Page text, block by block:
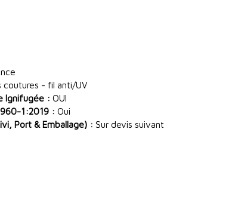
coutures - fil anti/UV
Ignifugée : OUI
1:2019 : Oui
Port & Emballage) : Sur devis suivant